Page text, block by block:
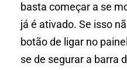
basta começar a se
já é ativado. Se isso
botão de ligar no
se de segurar a barra